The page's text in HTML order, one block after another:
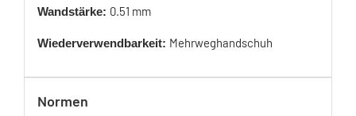
Wandstärke: 0.51 mm
Wiederverwendbarkeit: Mehrweghandschuh
Normen